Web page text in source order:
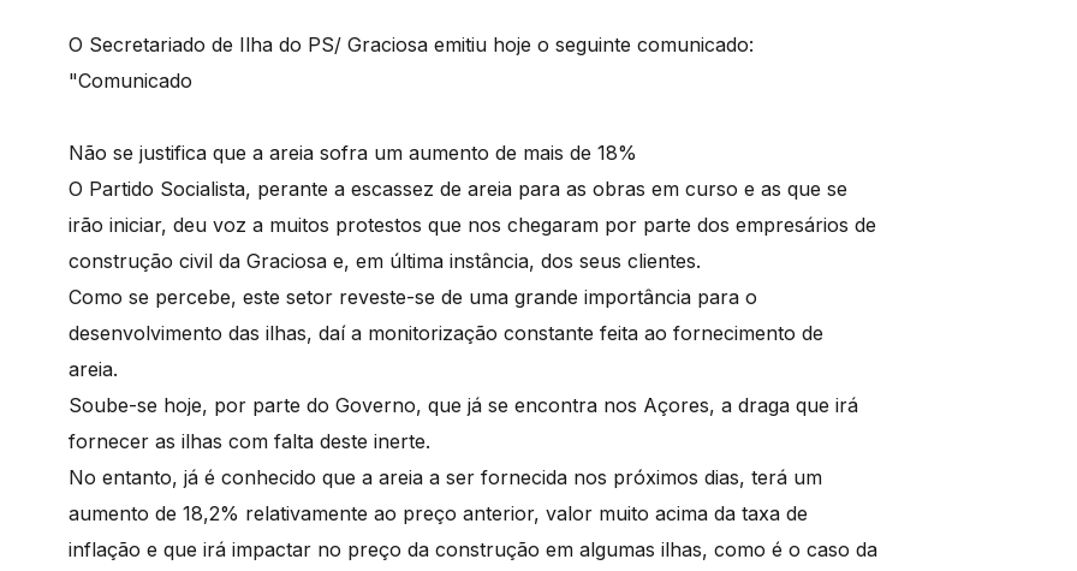
O Secretariado de Ilha do PS/ Graciosa emitiu hoje o seguinte comunicado:
"Comunicado
Não se justifica que a areia sofra um aumento de mais de 18%
O Partido Socialista, perante a escassez de areia para as obras em curso e as que se
irão iniciar, deu voz a muitos protestos que nos chegaram por parte dos empresários de
construção civil da Graciosa e, em última instância, dos seus clientes.
Como se percebe, este setor reveste-se de uma grande importância para o
desenvolvimento das ilhas, daí a monitorização constante feita ao fornecimento de
areia.
Soube-se hoje, por parte do Governo, que já se encontra nos Açores, a draga que irá
fornecer as ilhas com falta deste inerte.
No entanto, já é conhecido que a areia a ser fornecida nos próximos dias, terá um
aumento de 18,2% relativamente ao preço anterior, valor muito acima da taxa de
inflação e que irá impactar no preço da construção em algumas ilhas, como é o caso da